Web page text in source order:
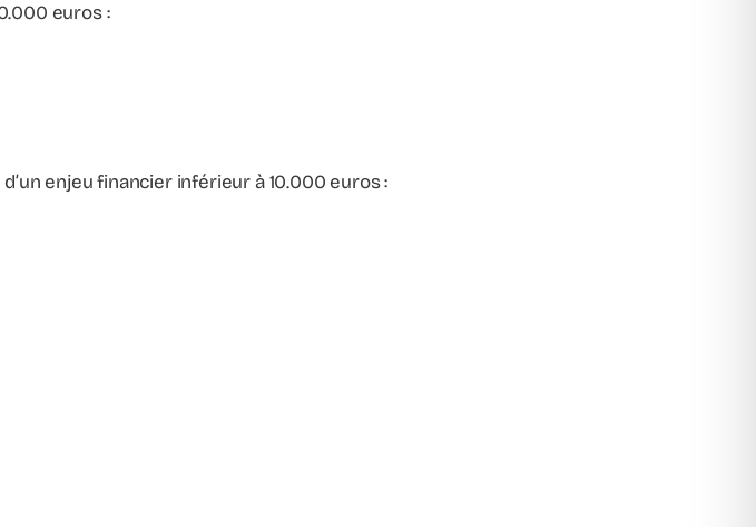
euros :
enjeu financier inférieur à 10.000 euros :